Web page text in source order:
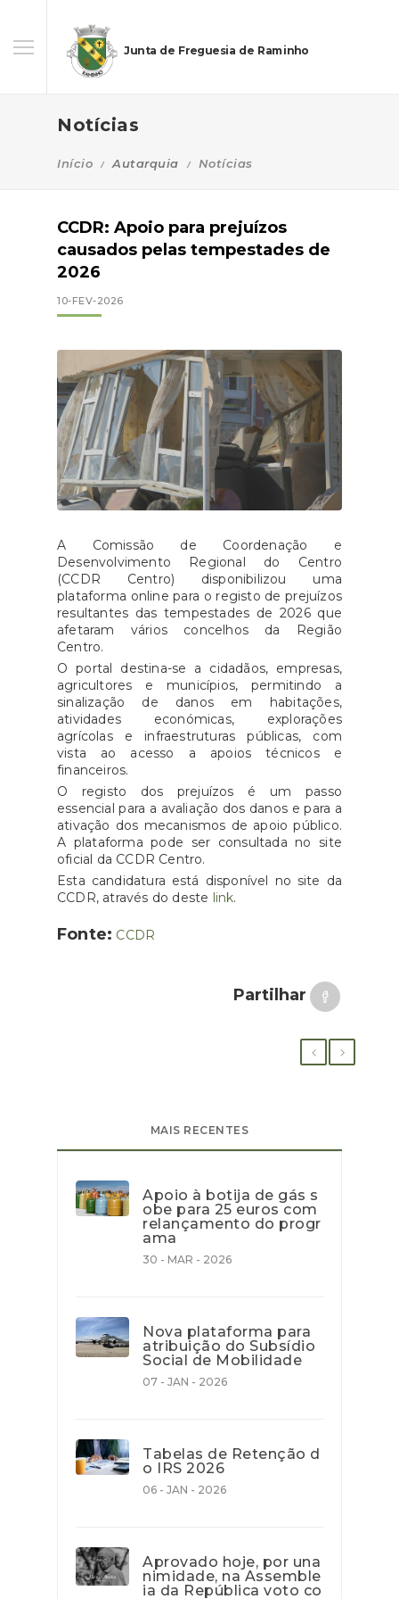
Junta de Freguesia de Raminho
Notícias
Início Autarquia Notícias
CCDR: Apoio para prejuízos
causados pelas tempestades de
2026
10-FEV-2026
A Comissão de Coordenação e
Desenvolvimento Regional do Centro
(CCDR Centro) disponibilizou uma
plataforma online para o registo de prejuízos
resultantes das tempestades de 2026 que
afetaram vários concelhos da Região
Centro.
O portal destina-se a cidadãos, empresas,
agricultores e municípios, permitindo a
sinalização de danos em habitações,
atividades económicas, explorações
agrícolas e infraestruturas públicas, com
vista ao acesso a apoios técnicos e
financeiros.
O registo dos prejuízos é um passo
essencial para a avaliação dos danos e para a
ativação dos mecanismos de apoio público.
A plataforma pode ser consultada no site
oficial da CCDR Centro.
Esta candidatura está disponível no site da
CCDR, através do deste link.
Fonte: CCDR
Partilhar
MAIS RECENTES
Apoio à botija de gás s
obe para 25 euros com
relançamento do progr
ama
30 - MAR - 2026
Nova plataforma para
atribuição do Subsídio
Social de Mobilidade
07 - JAN - 2026
Tabelas de Retenção d
o IRS 2026
06 - JAN - 2026
Aprovado hoje, por una
nimidade, na Assemble
ia da República voto co